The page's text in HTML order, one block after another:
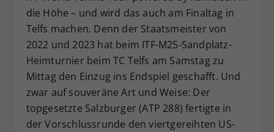
die Höhe – und wird das auch am Finaltag in
Telfs machen. Denn der Staatsmeister von
2022 und 2023 hat beim ITF-M25-Sandplatz-
Heimturnier beim TC Telfs am Samstag zu
Mittag den Einzug ins Endspiel geschafft. Und
zwar auf souveräne Art und Weise: Der
topgesetzte Salzburger (ATP 288) fertigte in
der Vorschlussrunde den viertgereihten US-
Zweck
Dieser Wert speichert Ihre Consent-
Einstellungen. Unter anderem eine
zufällig generierte ID, für die
historische Speicherung Ihrer
vorgenommen Einstellungen, falls der
Webseiten-Betreiber dies eingestellt
hat.